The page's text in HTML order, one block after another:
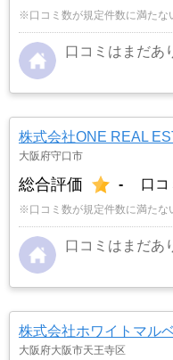
※口コミ数が規定件数に満たな
口コミはまだあ
株式会社ONE REAL
大阪府守口市
総合評価 - 口コ
※口コミ数が規定件数に満たな
口コミはまだあ
株式会社ホワイトマル
大阪府大阪市天王寺区